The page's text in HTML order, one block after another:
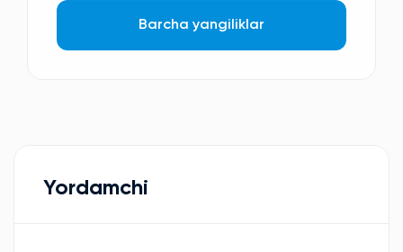
Barcha yangiliklar
Yordamchi